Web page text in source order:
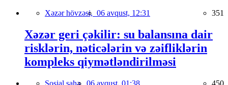
Xəzər hövzəsi, 06 avqust, 12:31 351
Xəzər geri çəkilir: su balansına dair
risklərin, nəticələrin və zəifliklərin
kompleks qiymətləndirilməsi